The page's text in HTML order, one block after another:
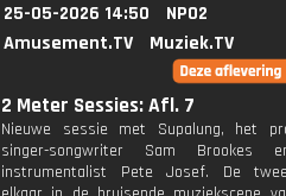
25-05-2026 14:50
NPO2
Amusement.TV
Muziek.TV
2 Meter Sessies: Afl. 7
Nieuwe sessie met Supalung, het
singer-songwriter Sam Brookes
instrumentalist Pete Josef. De